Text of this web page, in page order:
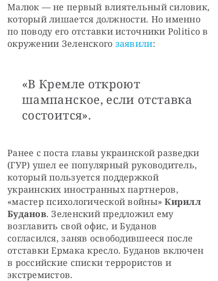
Малюк — не первый влиятельный силовик,
который лишается должности. Но именно
по поводу его отставки источники Politico в
окружении Зеленского заявили:
«В Кремле откроют
шампанское, если отставка
состоится».
Ранее с поста главы украинской разведки
(ГУР) ушел ее популярный руководитель,
который пользуется поддержкой
украинских иностранных партнеров,
«мастер психологической войны» Кирилл
Буданов. Зеленский предложил ему
возглавить свой офис, и Буданов
согласился, заняв освободившееся после
отставки Ермака кресло. Буданов включен
в российские списки террористов и
экстремистов.